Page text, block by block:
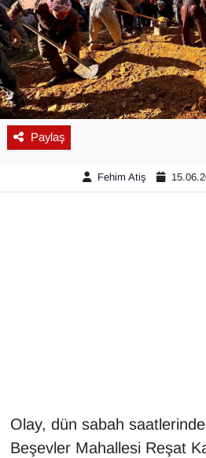
Paylaş
Fehim Atiş
Olay, dün sabah
Beşevler Mahallesi Reşat
EĞİTİM
EKONOMİ
Eleman
Emlak
En çok konuşulanlar
Kadın